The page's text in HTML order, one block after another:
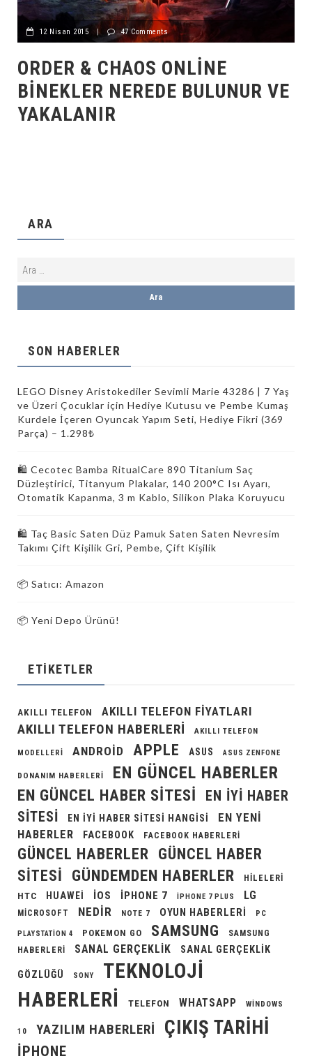
12 Nisan 2015 | 47 Comments
ORDER & CHAOS ONLINE
BINEKLER NEREDE BULUNUR VE
YAKALANIR
ARA
SON HABERLER
LEGO Disney Aristokediler Sevimli Marie 43286 | 7 Yaş
ve Üzeri Çocuklar için Hediye Kutusu ve Pembe Kumaş
Kurdele İçeren Oyuncak Yapım Seti, Hediye Fikri (369
Parça) – 1.298₺
🛍️ Cecotec Bamba RitualCare 890 Titanium Saç
Düzleştirici, Titanyum Plakalar, 140 200°C Isı Ayarı,
Otomatik Kapanma, 3 m Kablo, Silikon Plaka Koruyucu
🛍️ Taç Basic Saten Düz Pamuk Saten Saten Nevresim
Takımı Çift Kişilik Gri, Pembe, Çift Kişilik
📦 Satıcı: Amazon
📦 Yeni Depo Ürünü!
ETIKETLER
AKILLI TELEFON AKILLI TELEFON FIYATLARI
AKILLI TELEFON HABERLERI AKILLI TELEFON
MODELLERI ANDROID APPLE ASUS ASUS ZENFONE
DONANIM HABERLERI EN GÜNCEL HABERLER
EN GÜNCEL HABER SITESI
EN IYI HABER
SITESI
EN IYI HABER SITESI HANGISI
EN YENI
HABERLER
FACEBOOK FACEBOOK HABERLERI
GÜNCEL HABERLER
GÜNCEL HABER
SITESI
GÜNDEMDEN HABERLER
HILELERI
HTC
HUAWEI IOS IPHONE 7 IPHONE 7 PLUS LG
MICROSOFT NEDIR NOTE 7 OYUN HABERLERI PC
PLAYSTATION 4 POKEMON GO SAMSUNG
SAMSUNG
HABERLERI
SANAL GERÇEKLIK SANAL GERÇEKLIK
GÖZLÜĞÜ SONY
TEKNOLOJI
HABERLERI
TELEFON WHATSAPP WINDOWS
10 YAZILIM HABERLERI ÇIKIŞ TARIHI
İPHONE